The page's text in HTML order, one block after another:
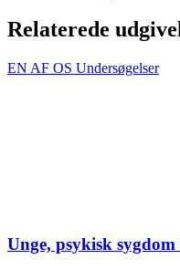
Relaterede
EN AF OS Undersøgelser
Unge, psykisk